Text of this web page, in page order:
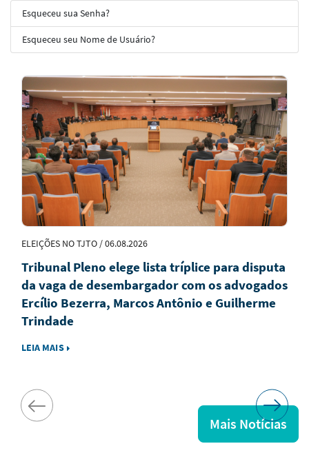
Esqueceu sua Senha?
Esqueceu seu Nome de Usuário?
Notícias
em
Destaque
ELEIÇÕES NO TJTO / 06.08.2026
Tribunal Pleno elege lista tríplice para disputa
da vaga de desembargador com os advogados
Ercílio Bezerra, Marcos Antônio e Guilherme
Trindade
LEIA MAIS
Mais Notícias